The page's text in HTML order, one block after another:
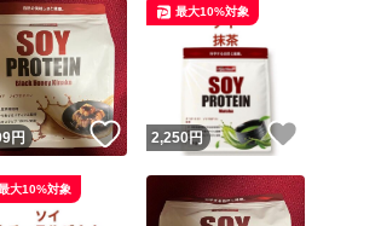
！
円 いいね！
2,250円
最大10%対象
大10%対象